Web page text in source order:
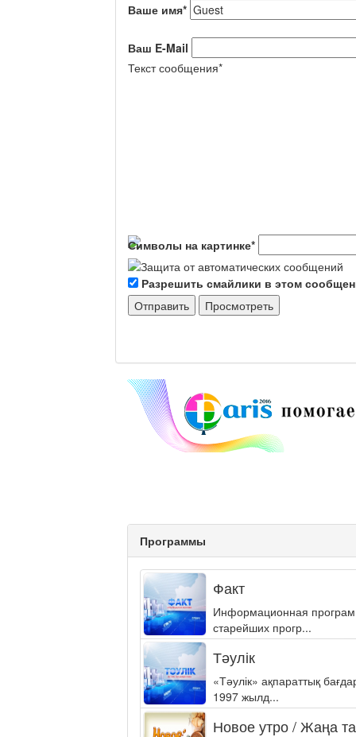
Ваше имя*
Ваш E-Mail
Текст сообщения*
Символы на картинке*
Разрешить смайлики в этом
Программы
Факт
Информационная
старейших прогр...
Тәулік
«Тәулік» ақпараттық
1997 жылд...
Новое утро / Жаңа